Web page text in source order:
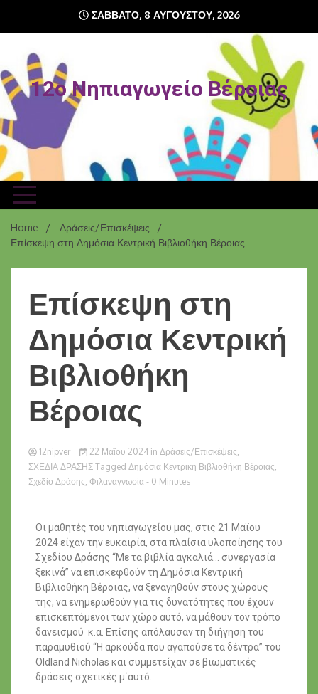
ΣΆΒΒΑΤΟ, 8 ΑΥΓΟΎΣΤΟΥ, 2026
12o Νηπιαγωγείο Βέροιας
Home
Δράσεις/Επισκέψεις
Επίσκεψη στη Δημόσια Κεντρική Βιβλιοθήκη Βέροιας
Επίσκεψη στη
Δημόσια Κεντρική
Βιβλιοθήκη
Βέροιας
12nipver 22 Μαΐου 2024 in Δράσεις/Επισκέψεις,
ΣΧΕΔΙΑ ΔΡΑΣΗΣ Tagged Δημόσια Κεντρική Βιβλιοθήκη Βέροιας,
Σχεδίο Δράσης, Φιλαναγνωσία - 0 Minutes
Οι μαθητές του νηπιαγωγείου μας, στις 21 Μαϊου
2024 είχαν την ευκαιρία, στα πλαίσια υλοποίησης του
Σχεδίου Δράσης “Με τα βιβλία αγκαλιά… συνεργασία
ξεκινά” να επισκεφθούν τη Δημόσια Κεντρική
Βιβλιοθήκη Βέροιας, να ξεναγηθούν στους χώρους
της, να ενημερωθούν για τις δυνατότητες που έχουν
επισκεπτόμενοι των χώρο αυτό, να μάθουν τον τρόπο
δανεισμού κ.α. Επίσης απόλαυσαν τη διήγηση του
παραμυθιού “Η αρκούδα που αγαπούσε τα δέντρα” του
Oldland Nicholas και συμμετείχαν σε βιωματικές
δράσεις σχετικές μ΄αυτό.